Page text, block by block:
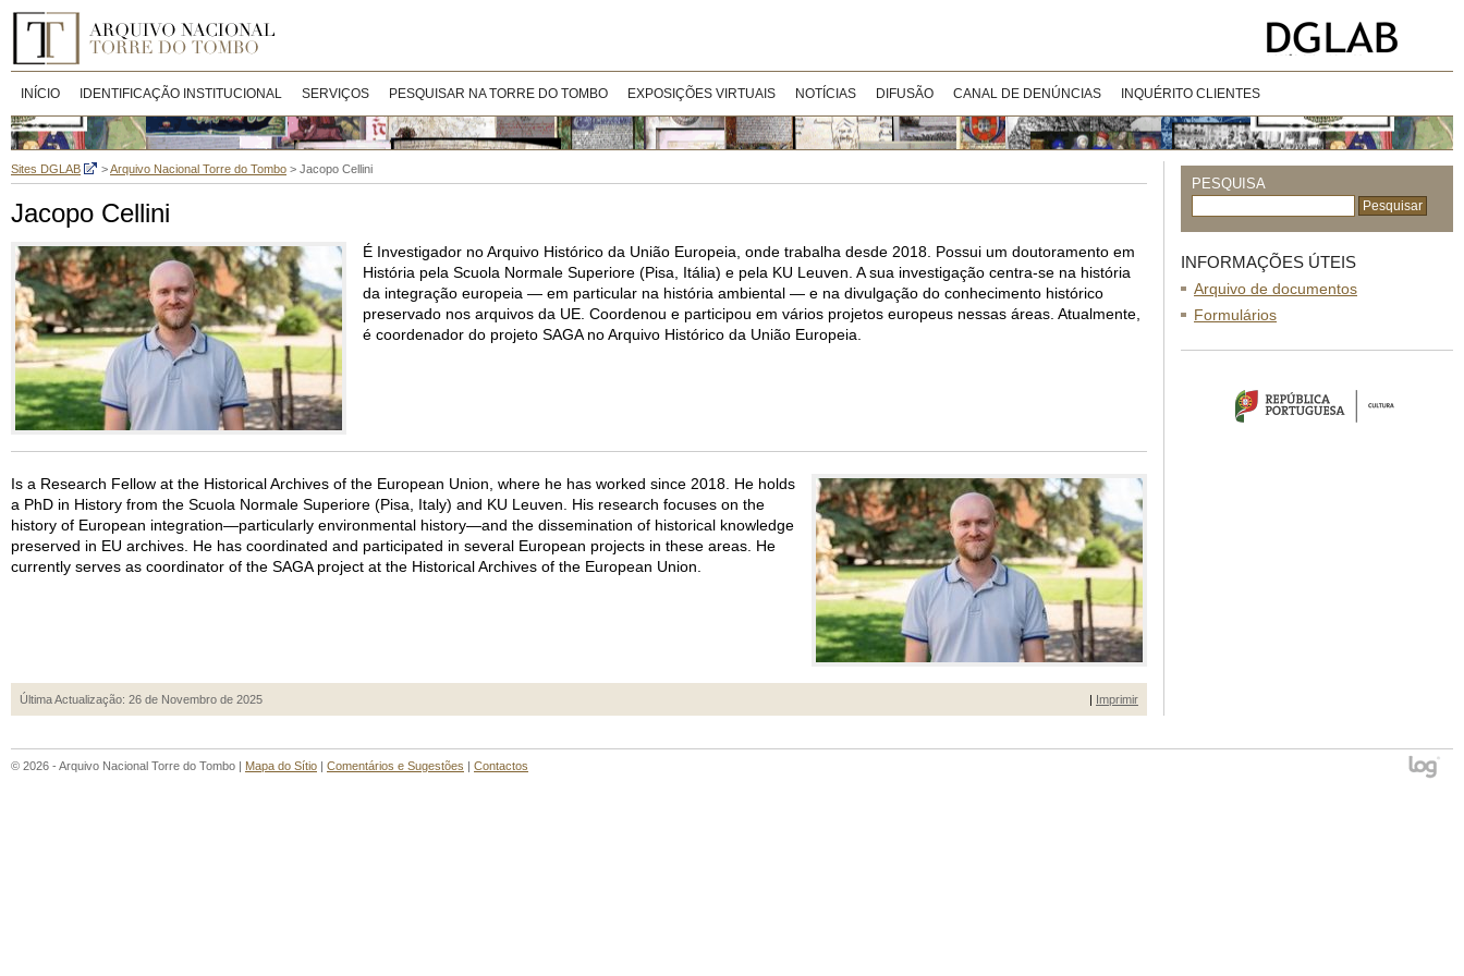
INÍCIO IDENTIFICAÇÃO INSTITUCIONAL SERVIÇOS PESQUISAR NA TORRE DO TOMBO EXPOSIÇÕES VIRTUAIS NOTÍCIAS DIFUSÃO CANAL DE DENÚNCIAS INQUÉRITO CLIENTES
Sites DGLAB >Arquivo Nacional Torre do Tombo > Jacopo Cellini
Jacopo Cellini
É Investigador no Arquivo Histórico da União Europeia, onde trabalha desde 2018. Possui um doutoramento em
História pela Scuola Normale Superiore (Pisa, Itália) e pela KU Leuven. A sua investigação centra-se na história
da integração europeia — em particular na história ambiental — e na divulgação do conhecimento histórico
preservado nos arquivos da UE. Coordenou e participou em vários projetos europeus nessas áreas. Atualmente,
é coordenador do projeto SAGA no Arquivo Histórico da União Europeia.
Is a Research Fellow at the Historical Archives of the European Union, where he has worked since 2018. He holds
a PhD in History from the Scuola Normale Superiore (Pisa, Italy) and KU Leuven. His research focuses on the
history of European integration—particularly environmental history—and the dissemination of historical knowledge
preserved in EU archives. He has coordinated and participated in several European projects in these areas. He
currently serves as coordinator of the SAGA project at the Historical Archives of the European Union.
Última Actualização: 26 de Novembro de 2025 | Imprimir
PESQUISA
INFORMAÇÕES ÚTEIS
Arquivo de documentos
Formulários
© 2026 - Arquivo Nacional Torre do Tombo | Mapa do Sítio | Comentários e Sugestões | Contactos